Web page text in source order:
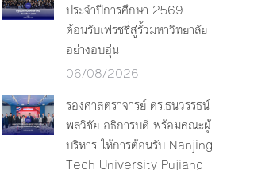
ประจำปีการศึกษา 2569
ต้อนรับเฟรชชี่สู่รั้วมหาวิทยาลัย
อย่างอบอุ่น
06/08/2026
รองศาสตราจารย์ ดร.ธนวรรธน์
พลวิชัย อธิการบดี พร้อมคณะผู้
บริหาร ให้การต้อนรับ Nanjing
Tech University Pujiang